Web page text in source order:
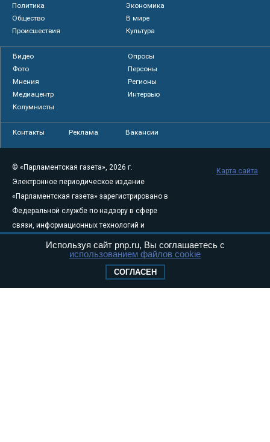
Политика
Экономика
Общество
В мире
Происшествия
Культура
Видео
Опросы
Фото
Персоны
Мнения
Регионы
Медиацентр
Интервью
Колумнисты
Контакты Реклама Вакансии
© «Парламентская газета», 2026 г.
Электронное периодическое издание
«Парламентская газета» зарегистрировано в
Федеральной службе по надзору в сфере
связи, информационных технологий и
августа 2011 года. 18+
Свидетельство о регистрации Эл № ФС77-
Карта сайта
Используя сайт pnp.ru, Вы соглашаетесь с
использованием файлов cookie
СОГЛАСЕН